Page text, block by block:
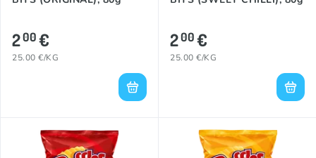
200€
25.00 €/KG
200€
25.00 €/KG